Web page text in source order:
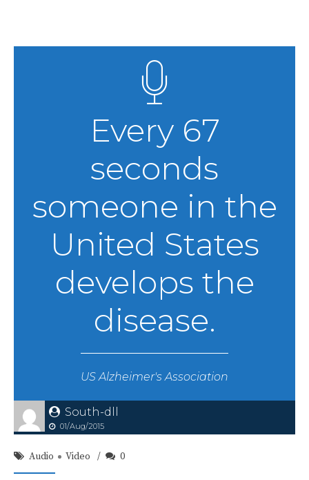
Every 67
seconds
someone in the
United States
develops the
disease.
US Alzheimer's Association
South-dll
01/Aug/2015
Audio Video 0